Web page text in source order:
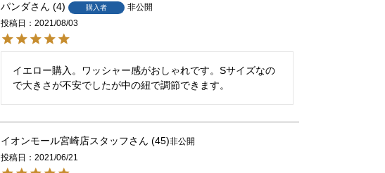
パンダ 4 購入者
非公開
投稿日
2021/08/03
イエロー購入。ワッシャー感がおしゃれです。Sサイズなの
で大きさが不安でしたが中の紐で調節できます。
イオンモール宮崎店スタッフ 45 非公開
投稿日
2021/06/21